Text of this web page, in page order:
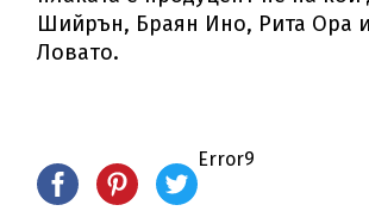
Шийрън, Браян Ино, Рита Ора
Ловато.
Error9